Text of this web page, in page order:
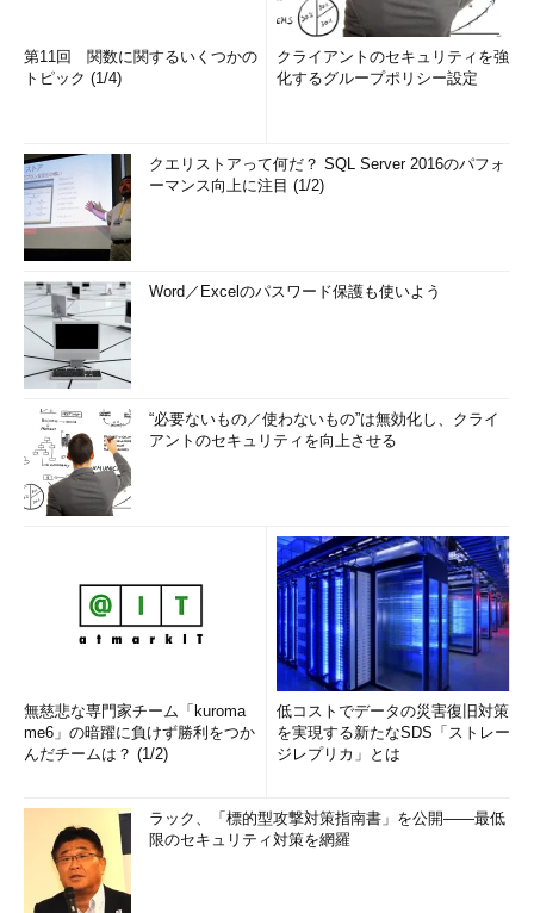
第11回 関数に関するいくつかの
トピック (1/4)
クライアントのセキュリティを強
化するグループポリシー設定
クエリストアって何だ？ SQL Server 2016のパフォ
ーマンス向上に注目 (1/2)
Word／Excelのパスワード保護も使いよう
“必要ないもの／使わないもの”は無効化し、クライ
アントのセキュリティを向上させる
無慈悲な専門家チーム「kuroma
me6」の暗躍に負けず勝利をつか
んだチームは？ (1/2)
低コストでデータの災害復旧対策
を実現する新たなSDS「ストレー
ジレプリカ」とは
ラック、「標的型攻撃対策指南書」を公開――最低
限のセキュリティ対策を網羅